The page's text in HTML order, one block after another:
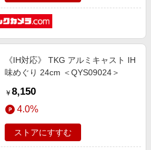
《IH対応》 TKG アルミキャスト IH
味めぐり 24cm ＜QYS09024＞
￥ 8,150
4.0%
ストアにすすむ